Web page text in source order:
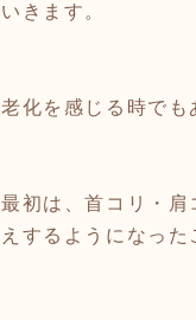
いきます。
老化を感じる時でも
最初は、首コリ・肩
えするようになった